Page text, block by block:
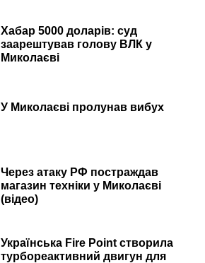
Хабар 5000 доларів: суд
заарештував голову ВЛК у
Миколаєві
У Миколаєві пролунав вибух
Через атаку РФ постраждав
магазин техніки у Миколаєві
(відео)
Українська Fire Point створила
турбореактивний двигун для